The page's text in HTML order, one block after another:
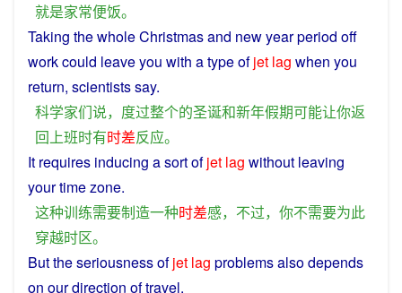
就是家常便饭。
Taking thewholeChristmasand newyearperiod off
workcould leaveyou with a typeof jet lag when you
return, scientistssay.
科学家们说， 度过整个的圣诞和新年假期可能让你返
回上班时有时差反应。
It requires inducing asortofjet lag without leaving
yourtime zone.
这种训练需要制造一种时差感， 不过， 你不需要为此
穿越时区。
Buttheseriousnessof jet lag problemsalsodepends
on ourdirection oftravel.